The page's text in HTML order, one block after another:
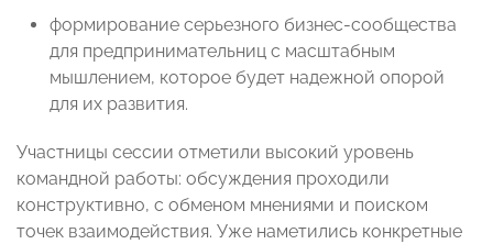
формирование серьезного бизнес-сообщества
для предпринимательниц с масштабным
мышлением, которое будет надежной опорой
для их развития.
Участницы сессии отметили высокий уровень
командной работы: обсуждения проходили
конструктивно, с обменом мнениями и поиском
точек взаимодействия. Уже наметились конкретные